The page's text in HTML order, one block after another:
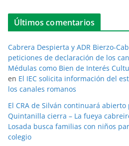
Últimos comentarios
Cabrera Despierta y ADR Bierzo-
peticiones de declaración de los
Médulas como Bien de Interés
en El IEC solicita información del
los canales romanos
El CRA de Silván continuará
Quintanilla cierra – La fueya
Losada busca familias con niños
colegio